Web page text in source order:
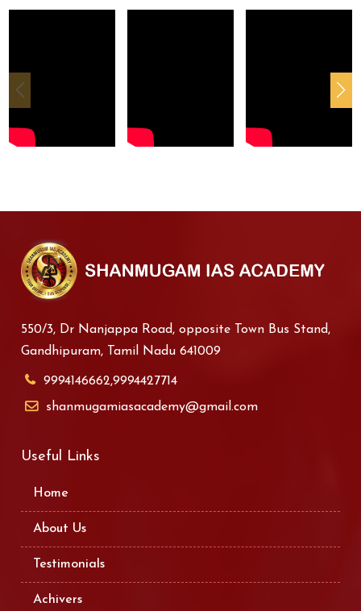
550/3, Dr Nanjappa Road, opposite Town Bus Stand,
Gandhipuram, Tamil Nadu 641009
9994146662,9994427714
shanmugamiasacademy@gmail.com
Useful Links
Home
About Us
Testimonials
Achivers